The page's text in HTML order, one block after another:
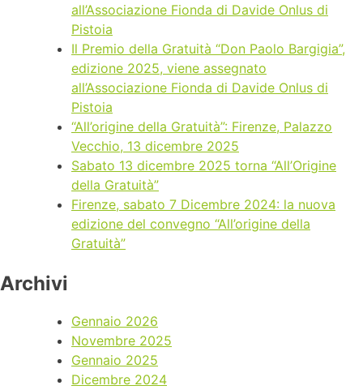
all’Associazione Fionda di Davide Onlus di
Pistoia
Il Premio della Gratuità “Don Paolo Bargigia”,
edizione 2025, viene assegnato
all’Associazione Fionda di Davide Onlus di
Pistoia
“All’origine della Gratuità”: Firenze, Palazzo
Vecchio, 13 dicembre 2025
Sabato 13 dicembre 2025 torna “All’Origine
della Gratuità”
Firenze, sabato 7 Dicembre 2024: la nuova
edizione del convegno “All’origine della
Gratuità”
Archivi
Gennaio 2026
Novembre 2025
Gennaio 2025
Dicembre 2024